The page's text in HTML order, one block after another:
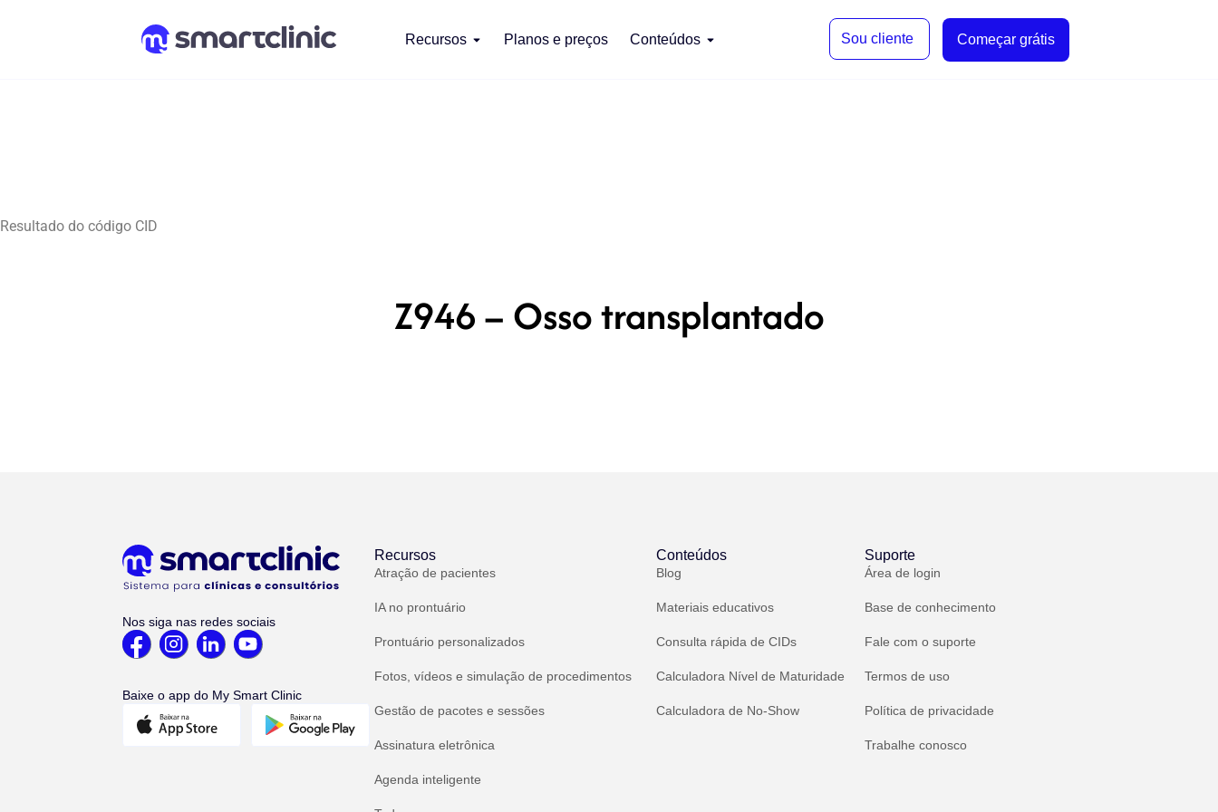
Recursos Planos e preços Conteúdos Sou cliente Começar grátis
Resultado do código CID
Z946 – Osso transplantado
Nos siga nas redes sociais
Baixe o app do My Smart Clinic
Recursos
Atração de pacientes
IA no prontuário
Prontuário personalizados
Fotos, vídeos e simulação de procedimentos
Gestão de pacotes e sessões
Assinatura eletrônica
Agenda inteligente
Conteúdos
Blog
Materiais educativos
Consulta rápida de CIDs
Calculadora Nível de Maturidade
Calculadora de No-Show
Suporte
Área de login
Base de conhecimento
Fale com o suporte
Termos de uso
Política de privacidade
Trabalhe conosco